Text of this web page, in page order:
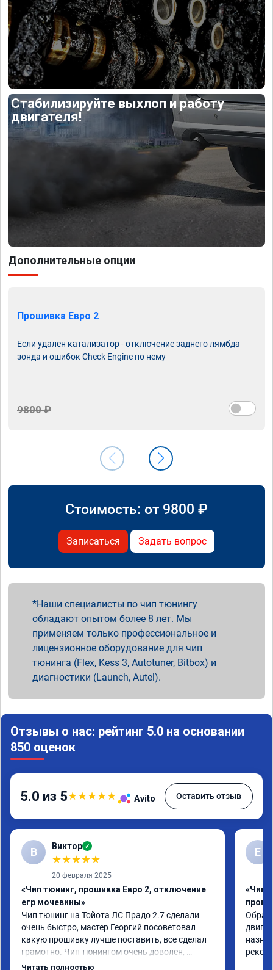
Стабилизируйте выхлоп и работу
двигателя!
Дополнительные опции
Прошивка Евро 2
Если удален катализатор - отключение заднего лямбда
зонда и ошибок Check Engine по нему
9800 ₽
Стоимость: от 9800 ₽
Записаться Задать вопрос
Наши специалисты по чип тюнингу
обладают опытом более 8 лет. Мы
применяем только профессиональное и
лицензионное оборудование для чип
тюнинга (Flex, Kess 3, Autotuner, Bitbox) и
диагностики (Launch, Autel).
Отзывы о нас: рейтинг 5.0 на основании
850 оценок
5.0 из 5★★★★★ Avito Оставить отзыв
В Виктор ✓
★★★★★
20 февраля 2025
«Чип тюнинг, прошивка Евро 2, отключение
егр мочевины»
Чип тюнинг на Тойота ЛС Прадо 2.7 сделали
очень быстро, мастер Георгий посоветовал
какую прошивку лучше поставить, все сделал
грамотно. Чип тюнингом очень доволен,
машина ожила немного, отзыв на педаль газа
Читать полностью
Е
«Чип